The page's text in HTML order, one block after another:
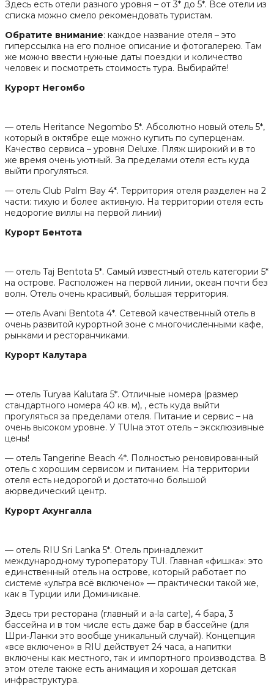
Здесь есть отели разного уровня – от 3* до 5*. Все отели из
списка можно смело рекомендовать туристам.
Обратите внимание: каждое название отеля – это
гиперссылка на его полное описание и фотогалерею. Там
же можно ввести нужные даты поездки и количество
человек и посмотреть стоимость тура. Выбирайте!
Курорт Негомбо
— отель Heritance Negombo 5*. Абсолютно новый отель 5*,
который в октябре еще можно купить по суперценам.
Качество сервиса – уровня Deluxe. Пляж широкий и в то
же время очень уютный. За пределами отеля есть куда
выйти прогуляться.
— отель Club Palm Bay 4*. Территория отеля разделен на 2
части: тихую и более активную. На территории отеля есть
недорогие виллы на первой линии)
Курорт Бентота
— отель Taj Bentota 5*. Самый известный отель категории 5*
на острове. Расположен на первой линии, океан почти без
волн. Отель очень красивый, большая территория.
— отель Avani Bentota 4*. Сетевой качественный отель в
очень развитой курортной зоне с многочисленными кафе,
рынками и ресторанчиками.
Курорт Калутара
— отель Turyaa Kalutara 5*. Отличные номера (размер
стандартного номера 40 кв. м), , есть куда выйти
прогуляться за пределами отеля. Питание и сервис – на
очень высоком уровне. У TUIна этот отель – эксклюзивные
цены!
— отель Tangerine Beach 4*. Полностью реновированный
отель с хорошим сервисом и питанием. На территории
отеля есть недорогой и достаточно большой
аюрведический центр.
Курорт Ахунгалла
— отель RIU Sri Lanka 5*. Отель принадлежит
международному туроператору TUI. Главная «фишка»: это
единственный отель на острове, который работает по
системе «ультра всё включено» — практически такой же,
как в Турции или Доминикане.
Здесь три ресторана (главный и a-la carte), 4 бара, 3
бассейна и в том числе есть даже бар в бассейне (для
Шри-Ланки это вообще уникальный случай). Концепция
«все включено» в RIU действует 24 часа, а напитки
включены как местного, так и импортного производства. В
этом отеле также есть анимация и хорошая детская
инфраструктура.